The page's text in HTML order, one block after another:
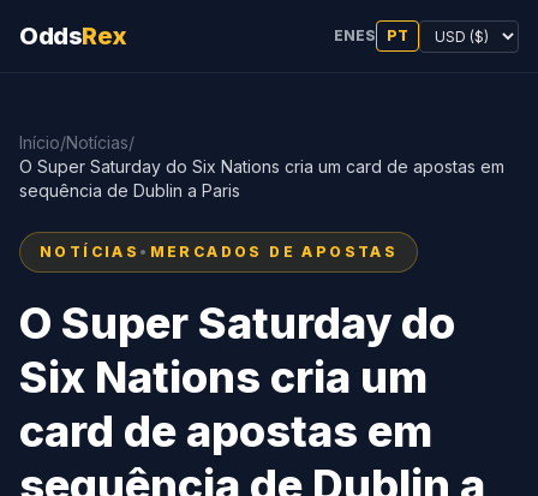
OddsRex ENES PT
Início/Notícias/
O Super Saturday do Six Nations cria um card de apostas em
sequência de Dublin a Paris
NOTÍCIAS • MERCADOS DE APOSTAS
O Super Saturday do
Six Nations cria um
card de apostas em
sequência de Dublin a